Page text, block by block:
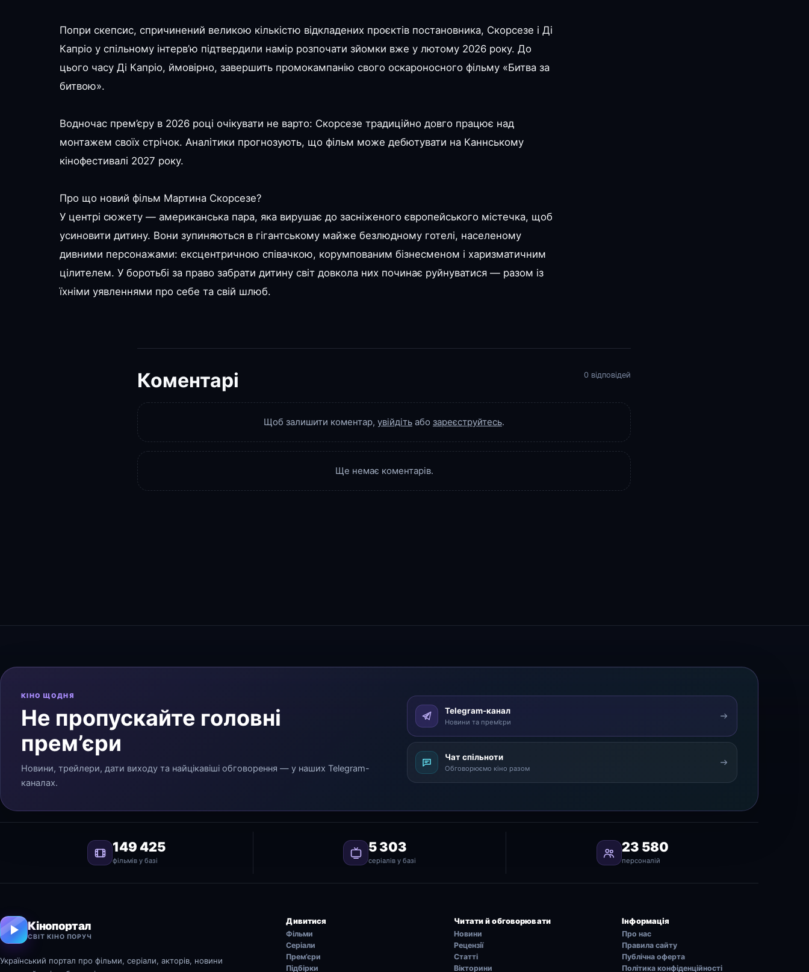
Попри скепсис, спричинений великою кількістю відкладених проєктів постановника, Скорсезе і Ді
Капріо у спільному інтерв’ю підтвердили намір розпочати зйомки вже у лютому 2026 року. До
цього часу Ді Капріо, ймовірно, завершить промокампанію свого оскароносного фільму «Битва за
битвою».
Водночас прем’єру в 2026 році очікувати не варто: Скорсезе традиційно довго працює над
монтажем своїх стрічок. Аналітики прогнозують, що фільм може дебютувати на Каннському
кінофестивалі 2027 року.
Про що новий фільм Мартина Скорсезе?
У центрі сюжету — американська пара, яка вирушає до засніженого європейського містечка, щоб
усиновити дитину. Вони зупиняються в гігантському майже безлюдному готелі, населеному
дивними персонажами: ексцентричною співачкою, корумпованим бізнесменом і харизматичним
цілителем. У боротьбі за право забрати дитину світ довкола них починає руйнуватися — разом із
їхніми уявленнями про себе та свій шлюб.
Коментарі 0 відповідей
Щоб залишити коментар, увійдіть або зареєструйтесь.
Ще немає коментарів.
КІНО ЩОДНЯ
Не пропускайте головні
прем’єри
Новини, трейлери, дати виходу та найцікавіші обговорення — у наших Telegram-
каналах.
Telegram-канал
Новини та прем’єри
Чат спільноти
Обговорюємо кіно разом
149 425
фільмів у базі
5 303
серіалів у базі
23 580
персоналій
Кінопортал
СВІТ КІНО ПОРУЧ
Український портал про фільми, серіали, акторів, новини
Дивитися
Фільми
Серіали
Прем’єри
Підбірки
Читати й обговорювати
Новини
Рецензії
Статті
Вікторини
Інформація
Про нас
Правила сайту
Публічна оферта
Політика конфіденційності